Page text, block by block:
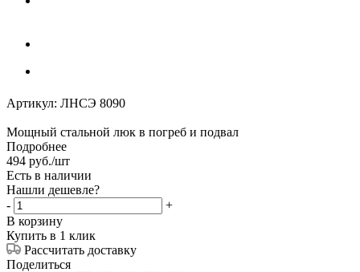
Артикул: ЛНСЭ 8090
Мощный стальной люк в погреб и подвал
Подробнее
494 руб./шт
Есть в наличии
Нашли дешевле?
-
+
В корзину
Купить в 1 клик
Рассчитать доставку
Поделиться